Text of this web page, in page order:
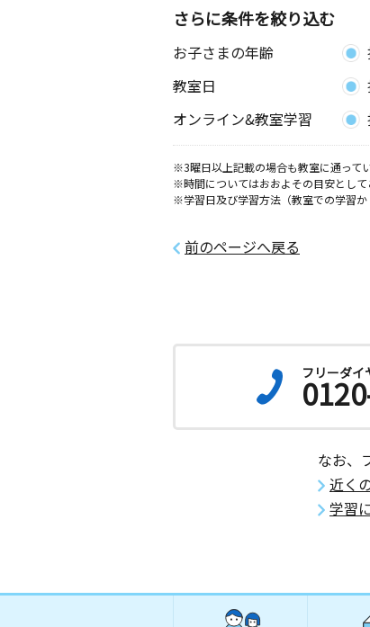
さらに条件を絞り込む
お子さまの年齢
教室日
オンライン&教室学習
※3曜日以上記載の場合も教室に通って
※時間についてはおおよその目安として
※学習日及び学習方法（教室での学習か
前のページへ戻る
フリーダイ
なお、
近く
学習